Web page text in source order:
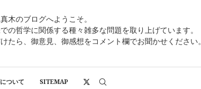
木のブログへようこそ。
の哲学に関係する種々雑多な問題を取り上げています。
たら、御意見、御感想をコメント欄でお聞かせください。
ついて SITEMAP